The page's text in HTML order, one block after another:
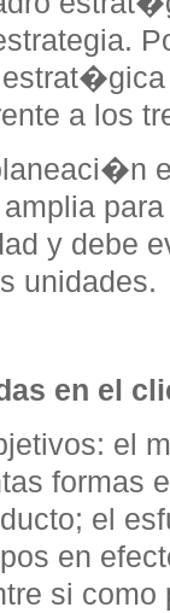
a los
y debe
unidades.
en el
el
formas
el
en
si